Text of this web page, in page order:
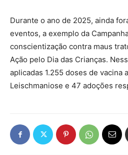
Durante o ano de 2025, ainda
eventos, a exemplo da
conscientização contra maus
Ação pelo Dia das Crianças.
aplicadas 1.255 doses de vacina
Leischmaniose e 47 adoções